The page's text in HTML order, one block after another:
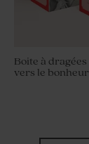
Boite à
vers le bonheur